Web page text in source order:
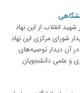
انقلاب از این نهاد
شورای مرکزی این نهاد
بود که معظم‌له در آن دیدار توصیه‌های
و علمی دانشجویان